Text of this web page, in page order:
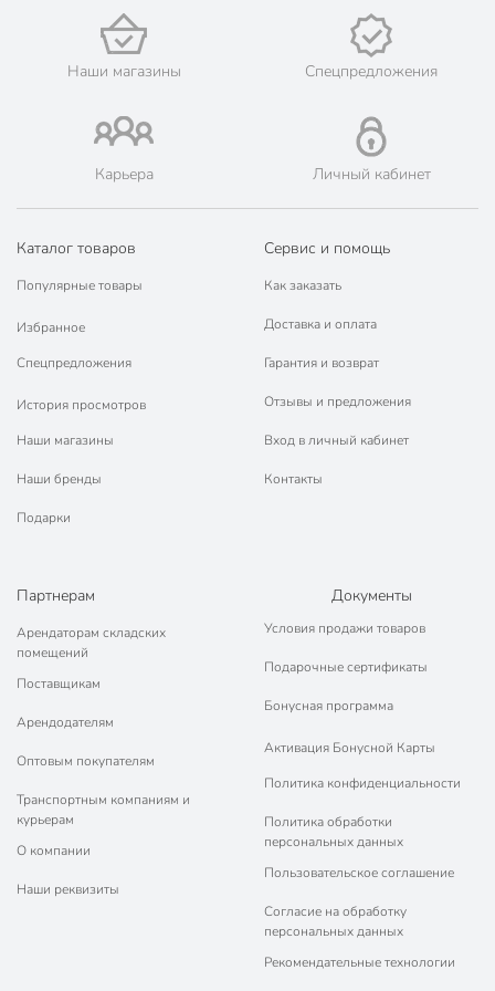
баллон
бесцветный
Назначение
для кожи
для картона
для бумаги
для внутренних
работ
Консистенция
аэрозоль
Срок годности, мес
36 мес
Артикул производителя
01-148-000-004
Модель
Экспресс
Вес в упаковке
Габариты упаковки
Наши магазины Спецпредложения
Карьера Личный кабинет
Каталог товаров
Популярные товары
Избранное
Спецпредложения
История просмотров
Наши магазины
Наши бренды
Подарки
Сервис и помощь
Как заказать
Доставка и оплата
Гарантия и возврат
Отзывы и предложения
Вход в личный кабинет
Контакты
Партнерам
Арендаторам складских
помещений
Поставщикам
Арендодателям
Оптовым покупателям
Транспортным компаниям и
курьерам
О компании
Наши реквизиты
Документы
Условия продажи товаров
Подарочные сертификаты
Бонусная программа
Активация Бонусной Карты
Политика конфиденциальности
Политика обработки
персональных данных
Пользовательское соглашение
Согласие на обработку
персональных данных
Рекомендательные технологии